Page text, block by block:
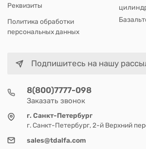
Реквизиты
Политика обработки
персональных данных
Подпишитесь на нашу
8(800)7777-098
Заказать звонок
г. Санкт-Петербург
г. Санкт-Петербург, 2-й Верхний
sales@tdalfa.com